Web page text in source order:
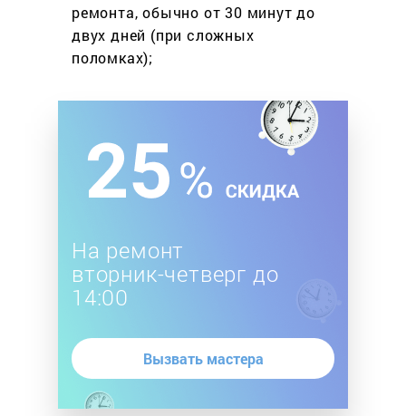
ремонта, обычно от 30 минут до
двух дней (при сложных
поломках);
На ремонт
вторник-четверг до
14:00
Вызвать мастера